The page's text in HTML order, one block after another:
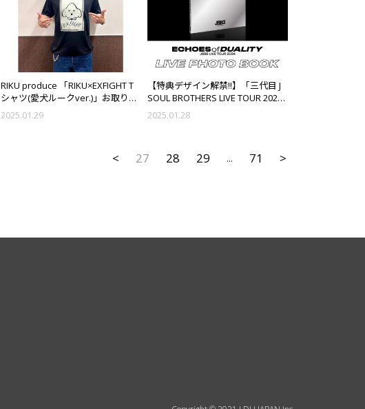
RIKU produce 「RIKU×EXFIGHT T
シャツ(愛犬ルークver.)」お取り扱
い決定!!
2025.01.29
【特典デザイン解禁!!】「三代目 J
SOUL BROTHERS LIVE TOUR 2024
"ECHOES OF DUALITY"」LIVE
PHOTO BOOK予約受付中!!
2025.01.28
< 27 28 29 ... 71 >